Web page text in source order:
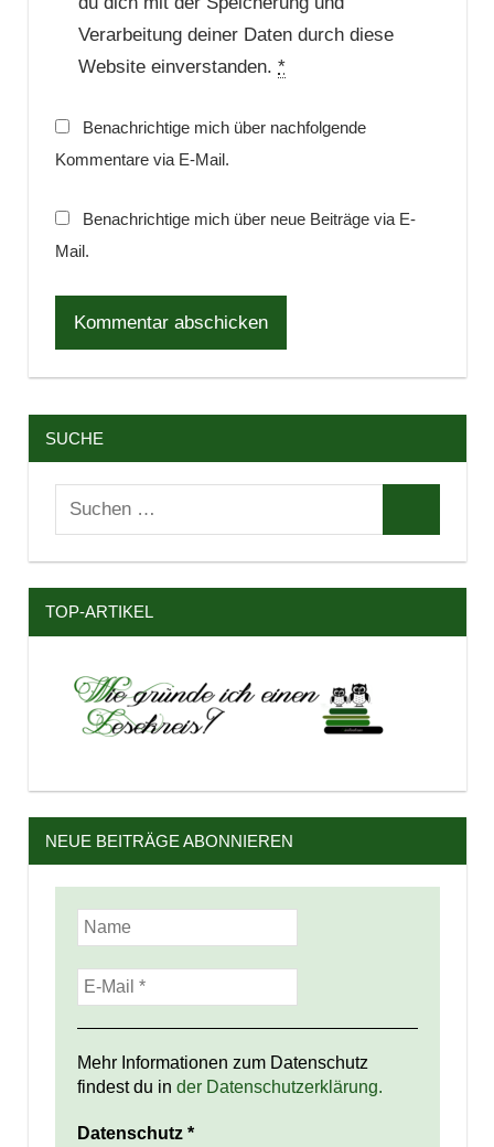
Verarbeitung deiner Daten durch diese
Website einverstanden. *
Benachrichtige mich über nachfolgende
Kommentare via E-Mail.
Benachrichtige mich über neue Beiträge via E-
Mail.
SUCHE
Suchen
TOP-ARTIKEL
NEUE BEITRÄGE ABONNIEREN
Mehr Informationen zum Datenschutz
findest du in der Datenschutzerklärung.
Datenschutz *